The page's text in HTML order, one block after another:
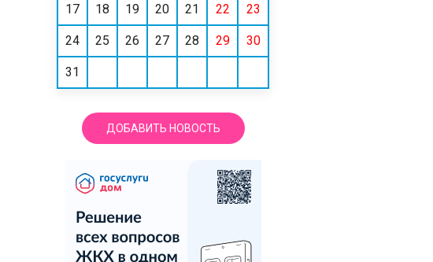
17 18 19 20 21 22 23
24 25 26 27 28 29 30
31
ДОБАВИТЬ НОВОСТЬ